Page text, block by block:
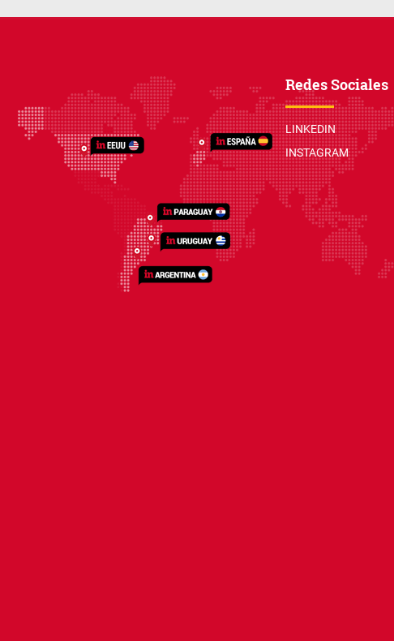
Redes Sociales
LINKEDIN
INSTAGRAM